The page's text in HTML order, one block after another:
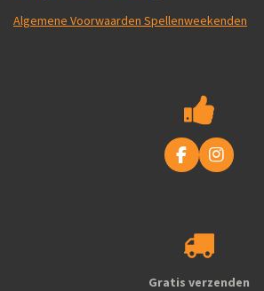
Algemene Voorwaarden Spellenweekenden
F
a
o
o
I
n
Gratis verzenden